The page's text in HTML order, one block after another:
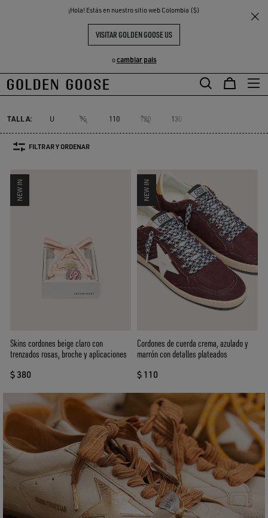
¡Hola! Estás en nuestro sitio web Colombia ($)
VISITAR GOLDEN GOOSE US
ocambiar pais
THE
COMMUNITY
Complementos Cordones
CORDONES ZAPATILLAS MUJER
Cordones Accesorios para bolsos Joyas
TALLA: U 95 110 120 130
FILTRAR Y ORDENAR
NEW IN
Skins cordones beige claro con
trenzados rosas, broche y aplicaciones
$ 380
NEW IN
Cordones de cuerda crema, azulado y
marrón con detalles plateados
$ 110